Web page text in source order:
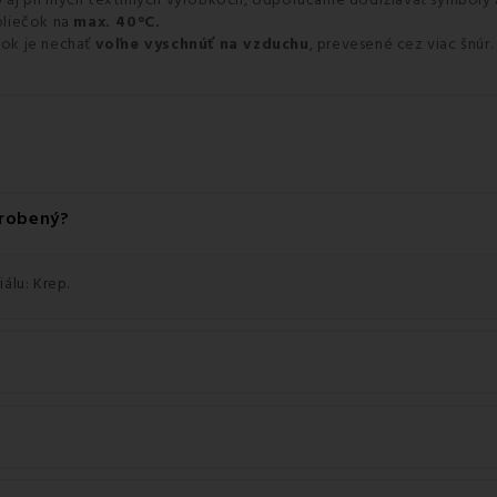
na max. 40°C.
je nechať voľne vyschnúť na vzduchu, prevesené cez viac
Krep.